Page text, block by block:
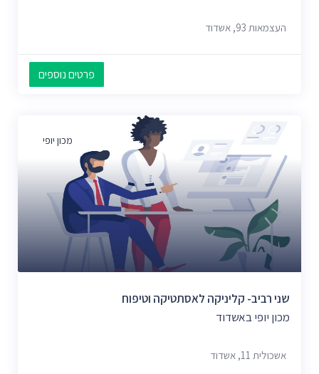
העצמאות 93, אשדוד
פרטים נוספים
מכון יופי
שני רביב- קליניקה לאסתטיקה וטיפוח
מכון יופי באשדוד
אשכולית 11, אשדוד